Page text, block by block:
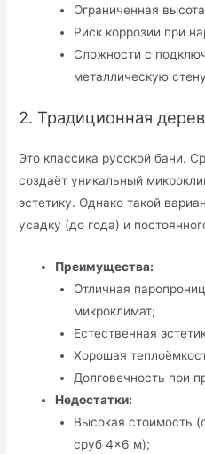
Ограниченная
Риск коррозии при
Сложности с
металлическую
2. Традиционная
Это классика русской бани.
создаёт уникальный
эстетику. Однако такой
усадку (до года) и
Преимущества:
Отличная
микроклимат;
Естественная
Хорошая
Долговечность при
Недостатки:
Высокая стоимость
сруб 4×6 м);